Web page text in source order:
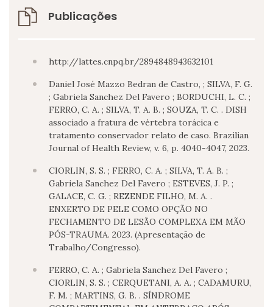
Publicações
http://lattes.cnpq.br/2894848943632101
Daniel José Mazzo Bedran de Castro, ; SILVA, F. G.
; Gabriela Sanchez Del Favero ; BORDUCHI, L. C. ;
FERRO, C. A. ; SILVA, T. A. B. ; SOUZA, T. C. . DISH
associado a fratura de vértebra torácica e
tratamento conservador relato de caso. Brazilian
Journal of Health Review, v. 6, p. 4040-4047, 2023.
CIORLIN, S. S. ; FERRO, C. A. ; SILVA, T. A. B. ;
Gabriela Sanchez Del Favero ; ESTEVES, J. P. ;
GALACE, C. G. ; REZENDE FILHO, M. A. .
ENXERTO DE PELE COMO OPÇÃO NO
FECHAMENTO DE LESÃO COMPLEXA EM MÃO
PÓS-TRAUMA. 2023. (Apresentação de
Trabalho/Congresso).
FERRO, C. A. ; Gabriela Sanchez Del Favero ;
CIORLIN, S. S. ; CERQUETANI, A. A. ; CADAMURU,
F. M. ; MARTINS, G. B. . SÍNDROME